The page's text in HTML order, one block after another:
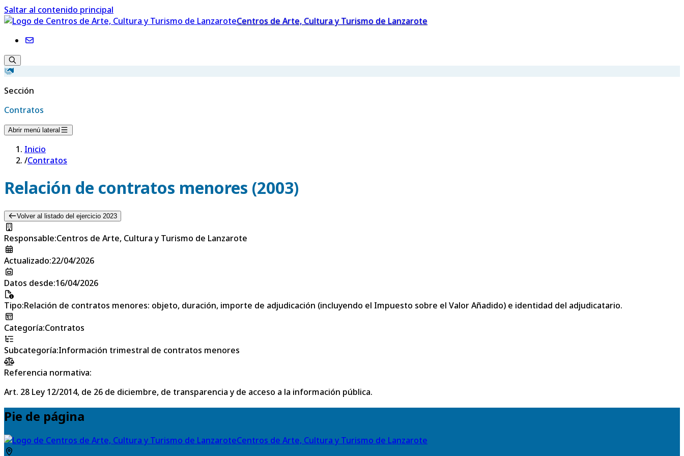
Saltar al contenido principal
Centros de Arte, Cultura y Turismo de Lanzarote
Sección
Contratos
Abrir menú lateral
Inicio
/Contratos
Relación de contratos menores (2003)
Volver al listado del ejercicio 2023
Responsable:Centros de Arte, Cultura y Turismo de Lanzarote
Actualizado:22/04/2026
Datos desde:16/04/2026
Tipo:Relación de contratos menores: objeto, duración, importe de adjudicación (incluyendo el Impuesto sobre el Valor Añadido) e identidad del adjudicatario.
Categoría:Contratos
Subcategoría:Información trimestral de contratos menores
Referencia normativa:
Art. 28 Ley 12/2014, de 26 de diciembre, de transparencia y de acceso a la información pública.
Pie de página
Centros de Arte, Cultura y Turismo de Lanzarote